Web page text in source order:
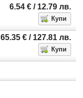
6.54 €/ 12.79 лв.
65.35 €/ 127.81 лв.